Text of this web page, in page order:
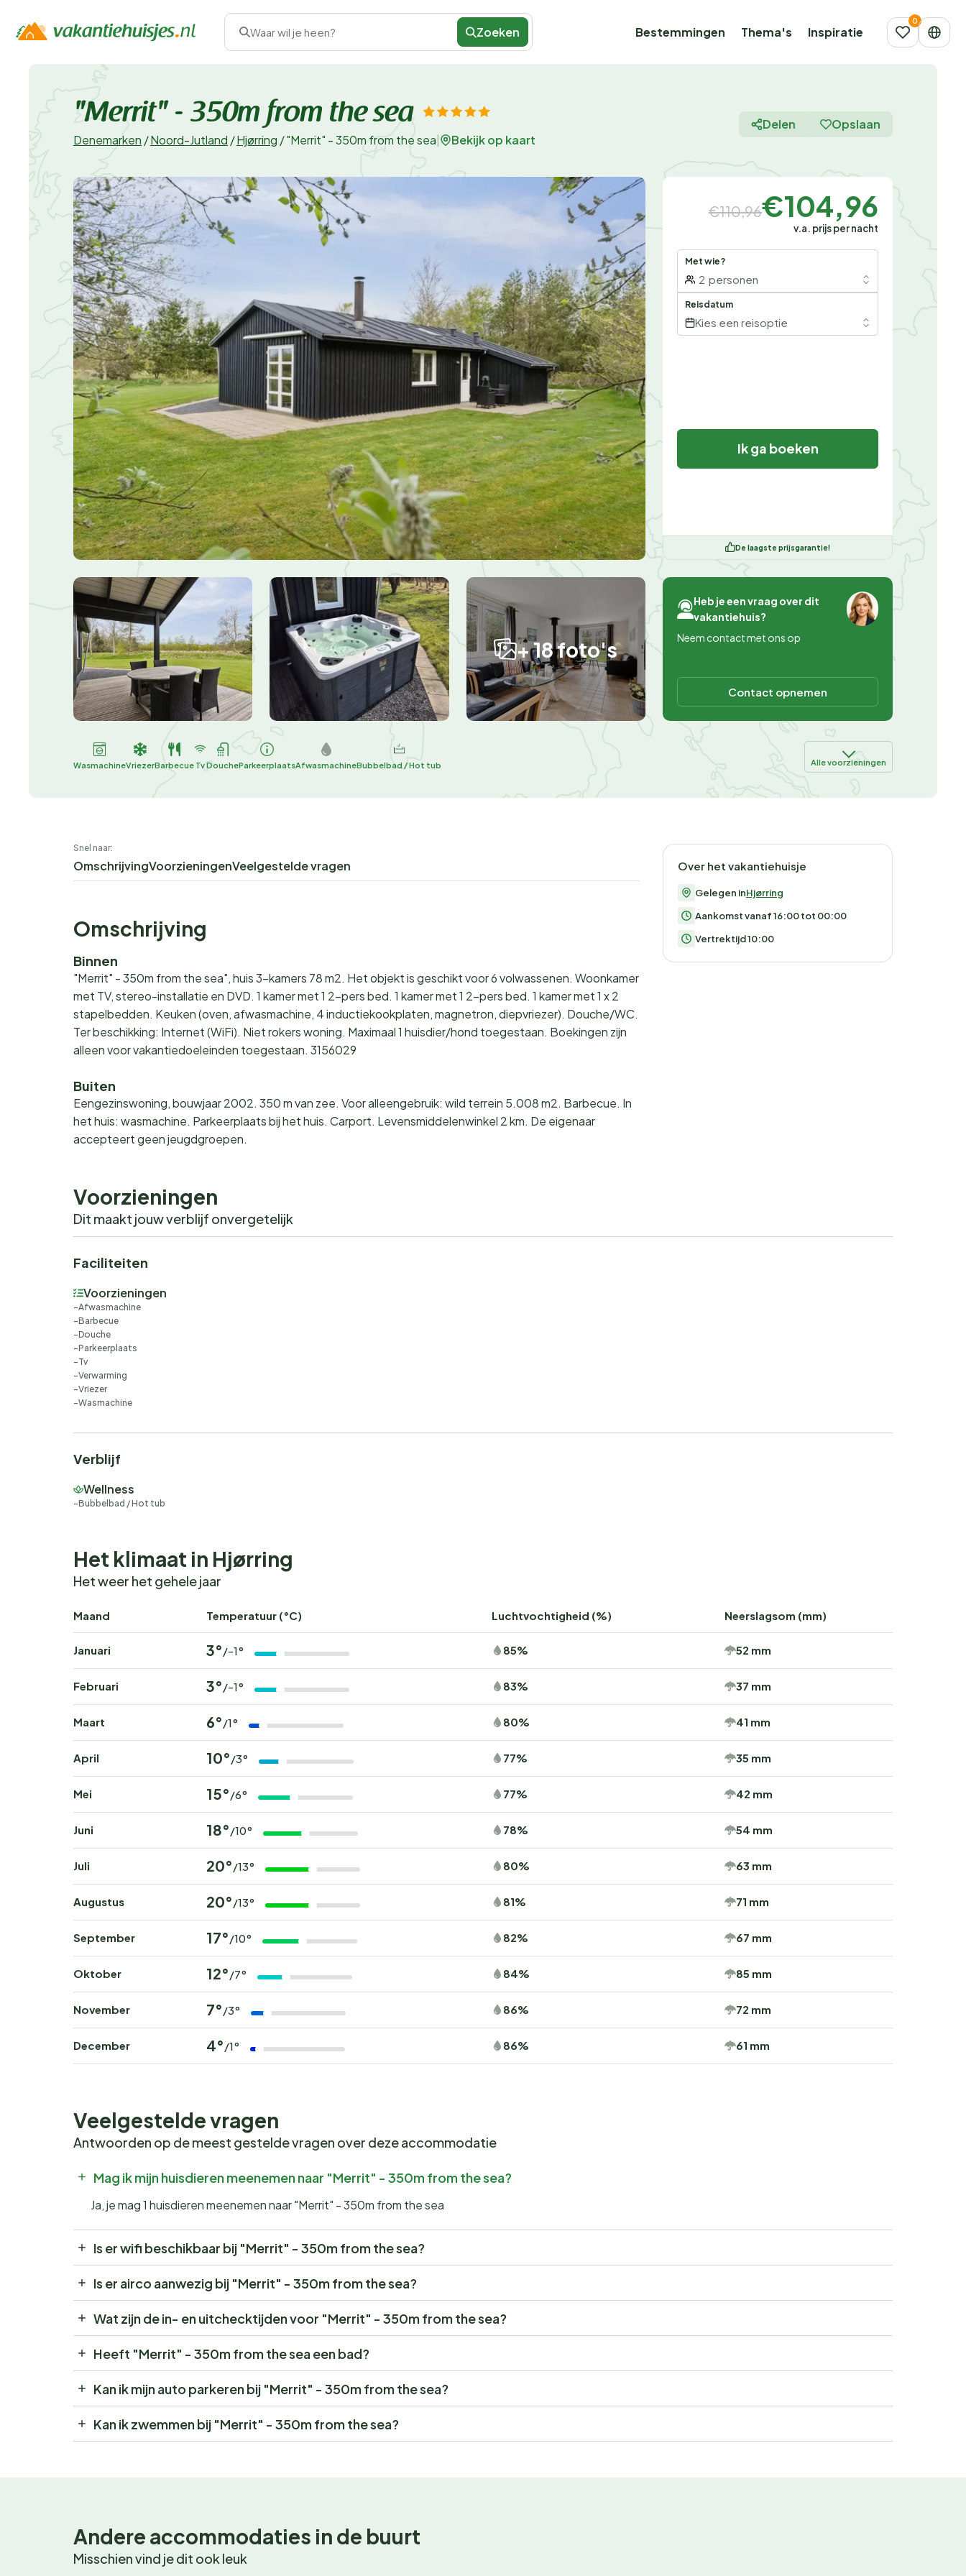
Waar wil je heen? Zoeken Bestemmingen Thema's Inspiratie
"Merrit" - 350m from the sea
Denemarken /Noord-Jutland /Hjørring /"Merrit" - 350m from the sea Bekijk op kaart
Delen Opslaan
+ 18 foto's
€110,96€104,96
v.a. prijs per nacht
Met wie?
2 personen
Reisdatum
Kies een reisoptie
Ik ga boeken
De laagste prijsgarantie!
Heb je een vraag over dit
vakantiehuis?
Neem contact met ons op
Contact opnemen
WasmachineVriezerBarbecue TvDoucheParkeerplaatsAfwasmachineBubbelbad / Hot tub Alle voorzieningen
Snel naar:
OmschrijvingVoorzieningenVeelgestelde vragen
Omschrijving
Binnen
"Merrit" - 350m from the sea", huis 3-kamers 78 m2. Het objekt is geschikt voor 6 volwassenen. Woonkamer
met TV, stereo-installatie en DVD. 1 kamer met 1 2-pers bed. 1 kamer met 1 2-pers bed. 1 kamer met 1 x 2
stapelbedden. Keuken (oven, afwasmachine, 4 inductiekookplaten, magnetron, diepvriezer). Douche/WC.
Ter beschikking: Internet (WiFi). Niet rokers woning. Maximaal 1 huisdier/hond toegestaan. Boekingen zijn
alleen voor vakantiedoeleinden toegestaan. 3156029
Buiten
Eengezinswoning, bouwjaar 2002. 350 m van zee. Voor alleengebruik: wild terrein 5.008 m2. Barbecue. In
het huis: wasmachine. Parkeerplaats bij het huis. Carport. Levensmiddelenwinkel 2 km. De eigenaar
accepteert geen jeugdgroepen.
Over het vakantiehuisje
Gelegen inHjørring
Aankomst vanaf 16:00 tot 00:00
Vertrektijd 10:00
Voorzieningen
Dit maakt jouw verblijf onvergetelijk
Faciliteiten
Voorzieningen
Afwasmachine
Barbecue
Douche
Parkeerplaats
Tv
Verwarming
Vriezer
Wasmachine
Verblijf
Wellness
Bubbelbad / Hot tub
Het klimaat in Hjørring
Het weer het gehele jaar
Maand Temperatuur (°C) Luchtvochtigheid (%) Neerslagsom (mm)
Januari 3° /-1° 85% 52 mm
Februari 3° /-1° 83% 37 mm
Maart 6° /1° 80% 41 mm
April 10° /3° 77% 35 mm
Mei 15° /6° 77% 42 mm
Juni 18° /10° 78% 54 mm
Juli 20° /13° 80% 63 mm
Augustus 20° /13° 81% 71 mm
September 17° /10° 82% 67 mm
Oktober 12° /7° 84% 85 mm
November 7° /3° 86% 72 mm
December 4° /1° 86% 61 mm
Veelgestelde vragen
Antwoorden op de meest gestelde vragen over deze accommodatie
Mag ik mijn huisdieren meenemen naar "Merrit" - 350m from the sea?
Ja, je mag 1 huisdieren meenemen naar "Merrit" - 350m from the sea
Is er wifi beschikbaar bij "Merrit" - 350m from the sea?
Is er airco aanwezig bij "Merrit" - 350m from the sea?
Wat zijn de in- en uitchecktijden voor "Merrit" - 350m from the sea?
Heeft "Merrit" - 350m from the sea een bad?
Kan ik mijn auto parkeren bij "Merrit" - 350m from the sea?
Kan ik zwemmen bij "Merrit" - 350m from the sea?
Andere accommodaties in de buurt
Misschien vind je dit ook leuk